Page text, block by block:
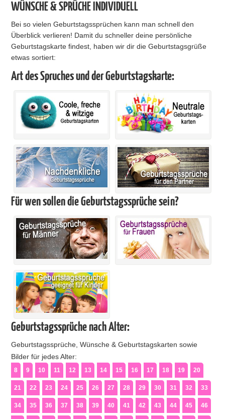
WÜNSCHE & SPRÜCHE INDIVIDUELL
Bei so vielen Geburtstagssprüchen kann man schnell den
Überblick verlieren! Damit du schneller deine persönliche
Geburtstagskarte findest, haben wir dir die Geburtstagsgrüße
etwas sortiert:
Art des Spruches und der Geburtstagskarte:
Für wen sollen die Geburtstagssprüche sein?
Geburtstagssprüche nach Alter:
Geburtstagssprüche, Wünsche & Geburtstagskarten sowie
Bilder für jedes Alter:
8 9 10 11 12 13 14 15 16 17 18 19 20
21 22 23 24 25 26 27 28 29 30 31 32 33
34 35 36 37 38 39 40 41 42 43 44 45 46